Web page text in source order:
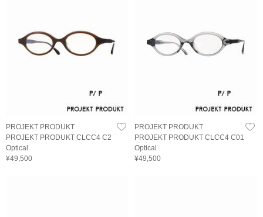
PROJEKT PRODUKT
PROJEKT PRODUKT CLCC4 C2
Optical
¥49,500
PROJEKT PRODUKT
PROJEKT PRODUKT CLCC4 C01
Optical
¥49,500